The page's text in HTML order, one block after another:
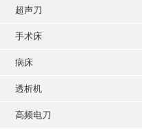
超声刀
手术床
病床
透析机
高频电刀